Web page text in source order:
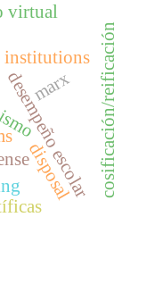
desempeño escolar
institutions
disposal cosificación/reificación
marx
virtual